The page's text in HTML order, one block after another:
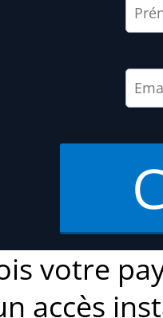
votre
accès